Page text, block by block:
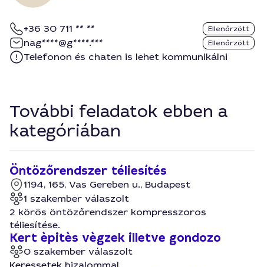
+36 30 711 ** ** Ellenőrzött
nag****@g****.*** Ellenőrzött
Telefonon és chaten is lehet kommunikálni
További feladatok ebben a
kategóriában
Öntözőrendszer téliesítés
1194, 165, Vas Gereben u., Budapest
1 szakember válaszolt
2 körös öntözőrendszer kompresszoros
téliesítése.
Kert èpitès vègzek illetve gondozo
0 szakember válaszolt